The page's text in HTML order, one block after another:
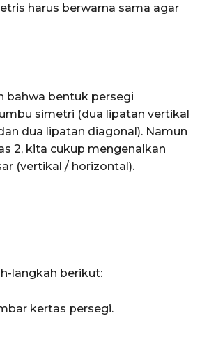
harus berwarna sama agar
bahwa bentuk persegi
simetri (dua lipatan vertikal
dua lipatan diagonal). Namun
2, kita cukup mengenalkan
(vertikal / horizontal).
langkah berikut:
kertas persegi.